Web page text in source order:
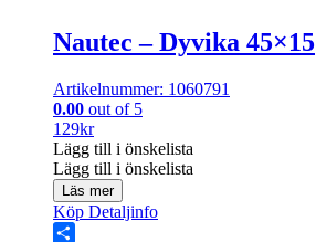
Nautec – Dyvika 45×15
Artikelnummer: 1060791
0.00 out of 5
129kr
Lägg till i önskelista
Lägg till i önskelista
Läs mer
Köp Detaljinfo